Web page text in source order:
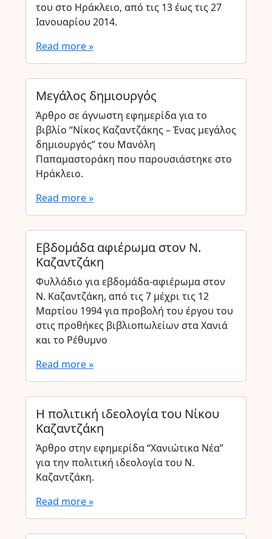
του στο Ηράκλειο, από τις 13 έως τις 27
Ιανουαρίου 2014.
Read more »
Μεγάλος δημιουργός
Άρθρο σε άγνωστη εφημερίδα για το
βιβλίο “Νίκος Καζαντζάκης – Ένας μεγάλος
δημιουργός” του Μανόλη
Παπαμαστοράκη που παρουσιάστηκε στο
Ηράκλειο.
Read more »
Εβδομάδα αφιέρωμα στον Ν.
Καζαντζάκη
Φυλλάδιο για εβδομάδα-αφιέρωμα στον
Ν. Καζαντζάκη, από τις 7 μέχρι τις 12
Μαρτίου 1994 για προβολή του έργου του
στις προθήκες βιβλιοπωλείων στα Χανιά
και το Ρέθυμνο
Read more »
Η πολιτική ιδεολογία του Νίκου
Καζαντζάκη
Άρθρο στην εφημερίδα “Χανιώτικα Νέα”
για την πολιτική ιδεολογία του Ν.
Καζαντζάκη.
Read more »